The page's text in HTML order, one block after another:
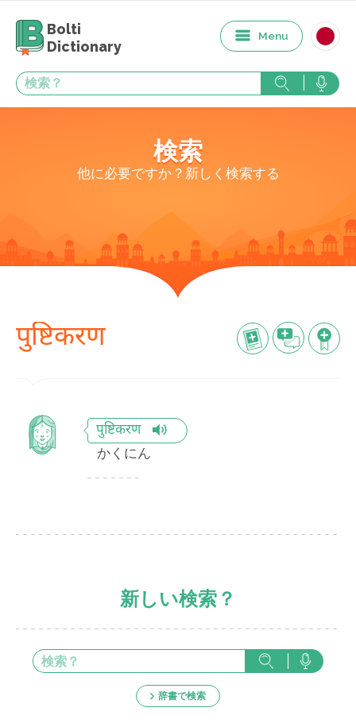
Bolti
Dictionary
Menu
検索
他に必要ですか？新しく検索する
पुष्टिकरण
पुष्टिकरण
かくにん
新しい検索？
辞書で検索